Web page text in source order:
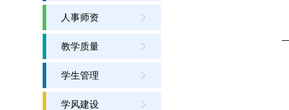
人事师资
教学质量
学生管理
学风建设